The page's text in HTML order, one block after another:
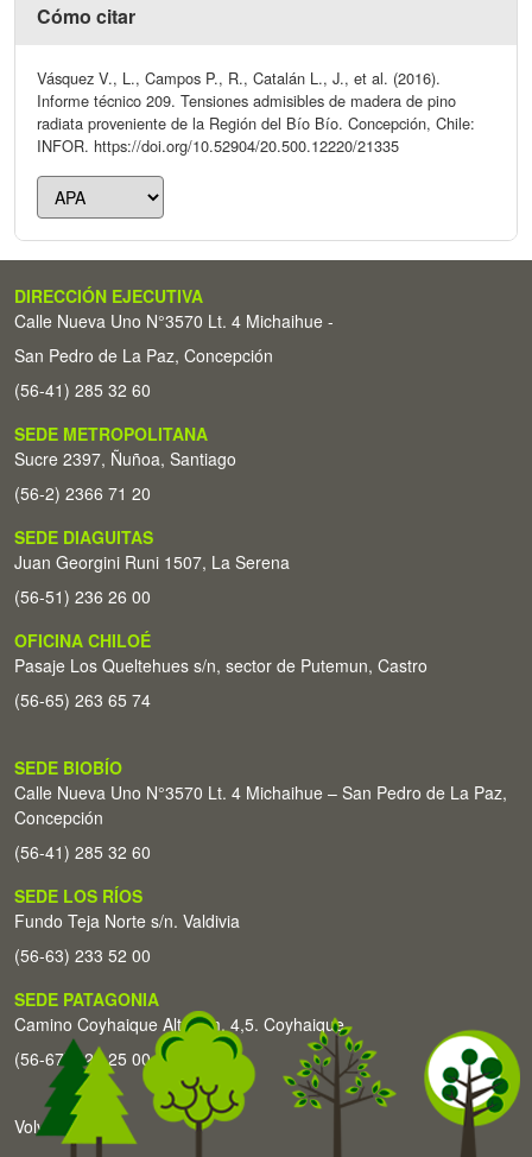
Cómo citar
Vásquez V., L., Campos P., R., Catalán L., J., et al. (2016).
Informe técnico 209. Tensiones admisibles de madera de pino
radiata proveniente de la Región del Bío Bío. Concepción, Chile:
INFOR. https://doi.org/10.52904/20.500.12220/21335
DIRECCIÓN EJECUTIVA
Calle Nueva Uno N°3570 Lt. 4 Michaihue -
San Pedro de La Paz, Concepción
(56-41) 285 32 60
SEDE METROPOLITANA
Sucre 2397, Ñuñoa, Santiago
(56-2) 2366 71 20
SEDE DIAGUITAS
Juan Georgini Runi 1507, La Serena
(56-51) 236 26 00
OFICINA CHILOÉ
Pasaje Los Queltehues s/n, sector de Putemun, Castro
(56-65) 263 65 74
SEDE BIOBÍO
Calle Nueva Uno N°3570 Lt. 4 Michaihue – San Pedro de La Paz,
Concepción
(56-41) 285 32 60
SEDE LOS RÍOS
Fundo Teja Norte s/n. Valdivia
(56-63) 233 52 00
SEDE PATAGONIA
Camino Coyhaique Alto Km. 4,5. Coyhaique
(56-67) 226 25 00
Volver arriba